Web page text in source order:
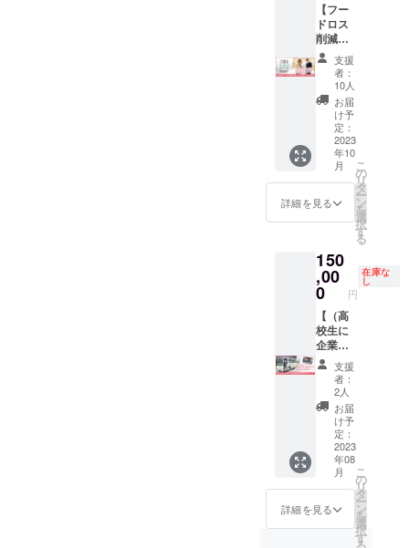
【フー
ドロス
削減ロ
ゴ缶 3
缶 ＋ 小
松好美
からの
感謝の
手紙】
フード
ロス削
減の為
に、高
校生が
ロゴを
ン缶の
ラベル
ロゴに
なりま
した。
フード
ロス削
減と防
災意識
を高め
て欲し
いとい
う願い
を込め
ていま
す。 小
松好美
が心を
込めて
支援
者：
10人
お届
け予
定：
2023
年10
月
詳細を見る
こ
の
リ
タ
ー
ン
を
選
択
す
る
150
,00
0 円
在庫な
し
【（高
校生に
企業ア
ピー
ル）高
校生と
一緒に
御社の
会社見
学に伺
いま
す】 高
校生と
一緒に
御社の
支援
者：
2人
お届
け予
定：
2023
年08
月
詳細を見る
こ
の
リ
タ
ー
ン
を
選
択
す